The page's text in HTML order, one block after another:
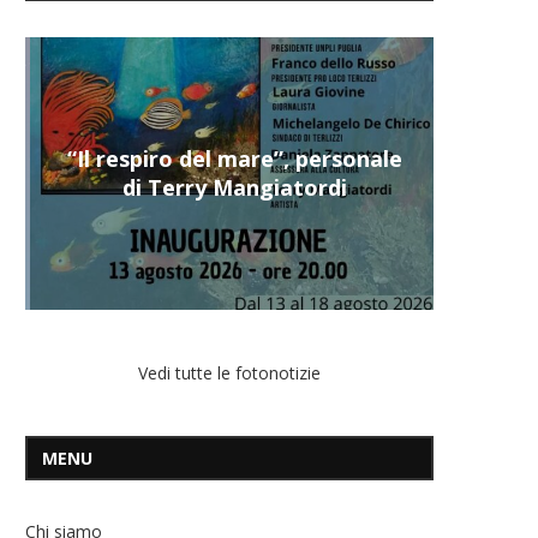
“Il respiro del mare”, personale
di Terry Mangiatordi
Vedi tutte le fotonotizie
MENU
Chi siamo